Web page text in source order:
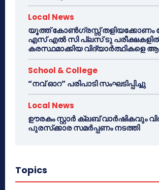
Local News
യൂത്ത് കോൺഗ്രസ്സ് തളിയക്കോണം
എസ് എൽ സി പ്ലസ് ടു പരീക്ഷകളിൽ
കരസ്ഥമാക്കിയ വിദ്യാർത്ഥികളെ
School & College
“നവ് ഓറ” പരിപാടി സംഘടിപ്പിച്ചു
Local News
ഊരകം സ്റ്റാർ ക്ലബ് വാർഷികവും
പുരസ്‌ക്കാര സമർപ്പണം നടത്തി
Topics